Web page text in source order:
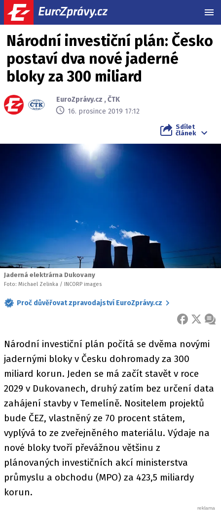
Národní investiční plán: Česko
postaví dva nové jaderné
bloky za 300 miliard
EuroZprávy.cz ,ČTK
16. prosince 2019 17:12
Sdílet
článek
Jaderná elektrárna Dukovany
Foto: Michael Zelinka / INCORP images
Proč důvěřovat zpravodajství EuroZprávy.cz
FACEBOOK
X
Národní investiční plán počítá se dvěma novými
jadernými bloky v Česku dohromady za 300
miliard korun. Jeden se má začít stavět v roce
2029 v Dukovanech, druhý zatím bez určení data
zahájení stavby v Temelíně. Nositelem projektů
bude ČEZ, vlastněný ze 70 procent státem,
vyplývá to ze zveřejněného materiálu. Výdaje na
nové bloky tvoří převážnou většinu z
plánovaných investičních akcí ministerstva
průmyslu a obchodu (MPO) za 423,5 miliardy
korun.